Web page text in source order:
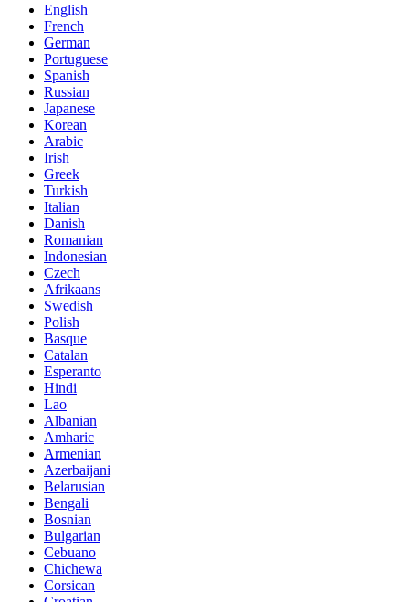
English
French
German
Portuguese
Spanish
Russian
Japanese
Korean
Arabic
Irish
Greek
Turkish
Italian
Danish
Romanian
Indonesian
Czech
Afrikaans
Swedish
Polish
Basque
Catalan
Esperanto
Hindi
Lao
Albanian
Amharic
Armenian
Azerbaijani
Belarusian
Bengali
Bosnian
Bulgarian
Cebuano
Chichewa
Corsican